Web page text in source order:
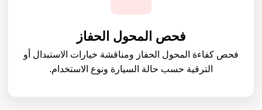
فحص المحول الحفاز
فحص كفاءة المحول الحفاز ومناقشة خيارات الاستبدال أو
الترقية حسب حالة السيارة ونوع الاستخدام.